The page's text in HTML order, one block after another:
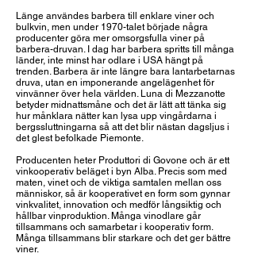
Länge användes barbera till enklare viner och
bulkvin, men under 1970-talet började några
producenter göra mer omsorgsfulla viner på
barbera-druvan. I dag har barbera spritts till många
länder, inte minst har odlare i USA hängt på
trenden. Barbera är inte längre bara lantarbetarnas
druva, utan en imponerande angelägenhet för
vinvänner över hela världen. Luna di Mezzanotte
betyder midnattsmåne och det är lätt att tänka sig
hur månklara nätter kan lysa upp vingårdarna i
bergssluttningarna så att det blir nästan dagsljus i
det glest befolkade Piemonte.
Producenten heter Produttori di Govone och är ett
vinkooperativ beläget i byn Alba. Precis som med
maten, vinet och de viktiga samtalen mellan oss
människor, så är kooperativet en form som gynnar
vinkvalitet, innovation och medför långsiktig och
hållbar vinproduktion. Många vinodlare går
tillsammans och samarbetar i kooperativ form.
Många tillsammans blir starkare och det ger bättre
viner.